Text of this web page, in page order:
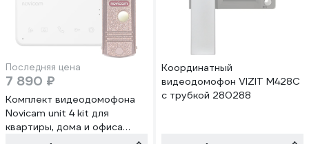
Последняя цена
7 890 ₽
Комплект видеодомофона
Novicam unit 4 kit для
квартиры, дома и офиса
Координатный
видеодомофон VIZIT M428C
с трубкой 280288